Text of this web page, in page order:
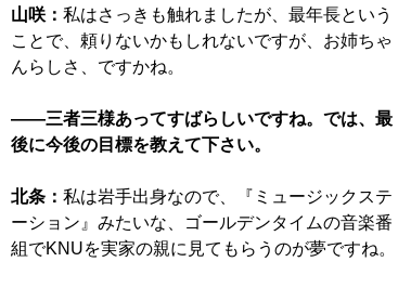
山咲： 私はさっきも触れましたが、最年長という
ことで、頼りないかもしれないですが、お姉ちゃ
んらしさ、ですかね。
――三者三様あってすばらしいですね。では、最
後に今後の目標を教えて下さい。
北条： 私は岩手出身なので、『ミュージックステ
ーション』みたいな、ゴールデンタイムの音楽番
組でKNUを実家の親に見てもらうのが夢ですね。